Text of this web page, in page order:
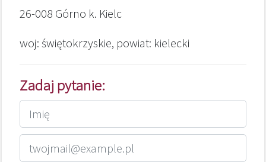
26-008 Górno k. Kielc
woj: świętokrzyskie, powiat: kielecki
Zadaj pytanie: